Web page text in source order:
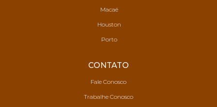
Macaé
Houston
Porto
CONTATO
Fale Conosco
Trabalhe Conosco